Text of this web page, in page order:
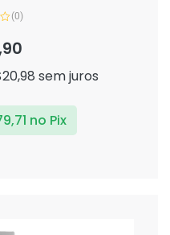
(0)
20,98 sem juros
no Pix